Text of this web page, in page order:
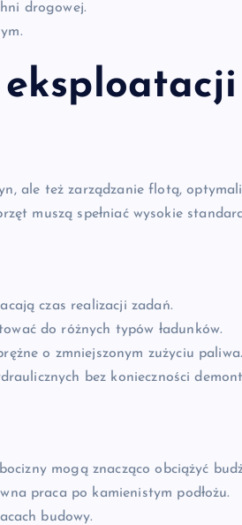
drogowej.
ale też zarządzanie flotą,
muszą spełniać wysokie
czas realizacji zadań.
do różnych typów ładunków.
o zmniejszonym zużyciu paliwa.
bez konieczności
mogą znacząco obciążyć
praca po kamienistym podłożu.
budowy.